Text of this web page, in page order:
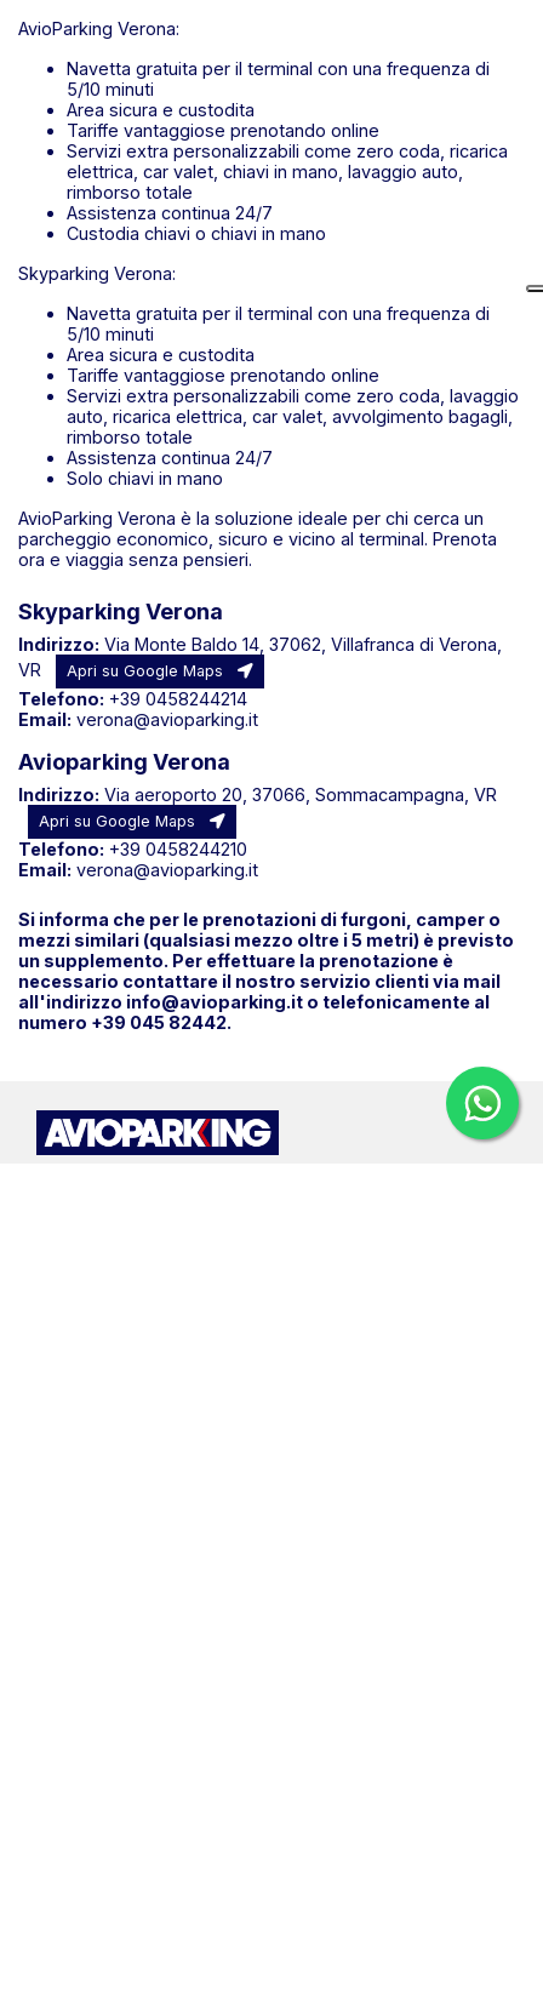
AvioParking Verona:
Navetta gratuita per il terminal con una frequenza di
5/10 minuti
Area sicura e custodita
Tariffe vantaggiose prenotando online
Servizi extra personalizzabili come zero coda, ricarica
elettrica, car valet, chiavi in mano, lavaggio auto,
rimborso totale
Assistenza continua 24/7
Custodia chiavi o chiavi in mano
Skyparking Verona:
Navetta gratuita per il terminal con una frequenza di
5/10 minuti
Area sicura e custodita
Tariffe vantaggiose prenotando online
Servizi extra personalizzabili come zero coda, lavaggio
auto, ricarica elettrica, car valet, avvolgimento bagagli,
rimborso totale
Assistenza continua 24/7
Solo chiavi in mano
AvioParking Verona è la soluzione ideale per chi cerca un
parcheggio economico, sicuro e vicino al terminal. Prenota
ora e viaggia senza pensieri.
Skyparking Verona
Indirizzo: Via Monte Baldo 14, 37062, Villafranca di Verona,
VR
Apri su Google Maps
Telefono: +39 0458244214
Email: verona@avioparking.it
Avioparking Verona
Indirizzo: Via aeroporto 20, 37066, Sommacampagna, VR
Apri su Google Maps
Telefono: +39 0458244210
Email: verona@avioparking.it
Si informa che per le prenotazioni di furgoni, camper o
mezzi similari (qualsiasi mezzo oltre i 5 metri) è previsto
un supplemento. Per effettuare la prenotazione è
necessario contattare il nostro servizio clienti via mail
all'indirizzo info@avioparking.it o telefonicamente al
numero +39 045 82442.